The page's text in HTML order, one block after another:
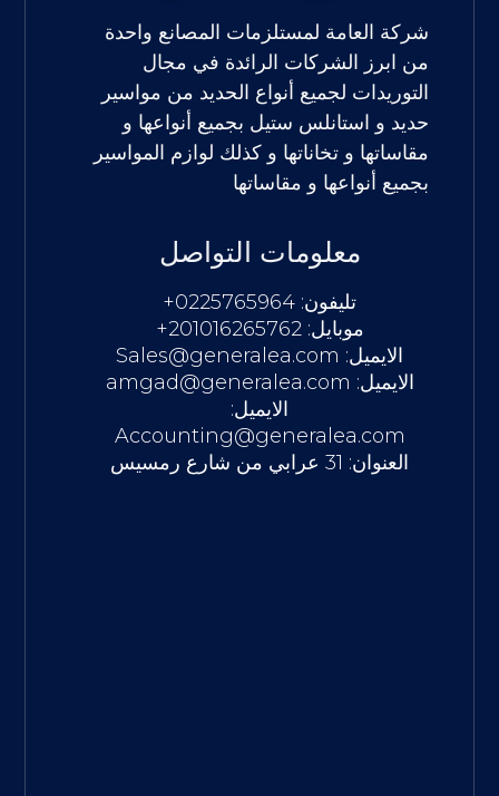
شركة العامة لمستلزمات المصانع واحدة
من ابرز الشركات الرائدة في مجال
التوريدات لجميع أنواع الحديد من مواسير
حديد و استانلس ستيل بجميع أنواعها و
مقاساتها و تخاناتها و كذلك لوازم المواسير
بجميع أنواعها و مقاساتها
معلومات التواصل
تليفون: 0225765964+
موبايل: 201016265762+
الايميل: Sales@generalea.com
الايميل: amgad@generalea.com
الايميل:
Accounting@generalea.com
العنوان: 31 عرابي من شارع رمسيس